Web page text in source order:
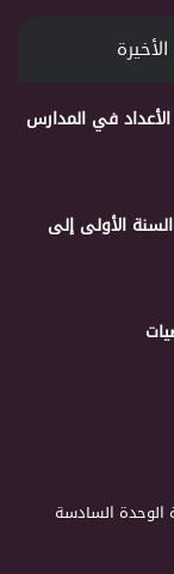
الأخيرة
في المدارس
الأولى إلى
الوحدة السادسة